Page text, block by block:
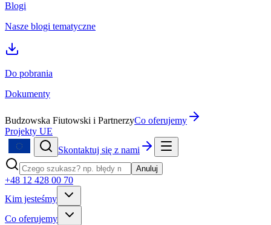
Blogi
Nasze blogi tematyczne
Do pobrania
Dokumenty
Budzowska Fiutowski i PartnerzyCo oferujemy
Projekty UE
Skontaktuj się z nami
Anuluj
+48 12 428 00 70
Kim jesteśmy
Co oferujemy